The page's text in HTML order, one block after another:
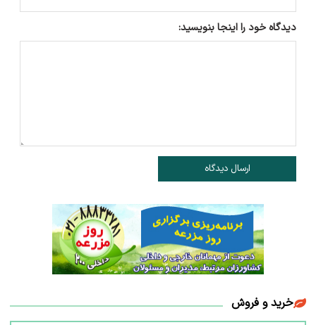
دیدگاه خود را اینجا بنویسید:
ارسال دیدگاه
خرید و فروش